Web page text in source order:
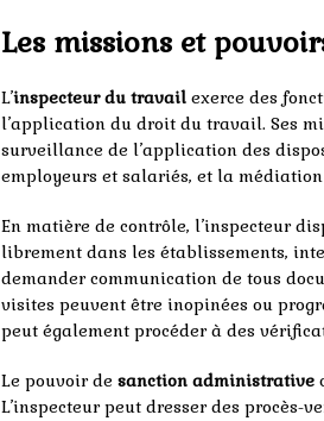
Les missions et
L’inspecteur du travail exerce des
l’application du droit du travail. Ses
surveillance de l’application des
employeurs et salariés, et la
En matière de contrôle, l’inspecteur
librement dans les établissements,
demander communication de tous
visites peuvent être inopinées ou
peut également procéder à des
Le pouvoir de sanction administrative
L’inspecteur peut dresser des procès-